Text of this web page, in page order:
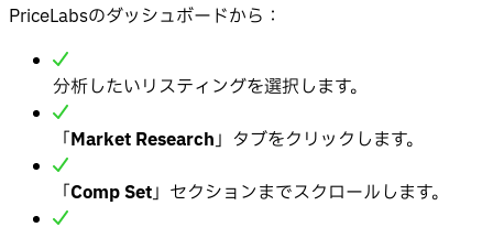
PriceLabsのダッシュボードから：
分析したいリスティングを選択します。
「Market Research」タブをクリックします。
「Comp Set」セクションまでスクロールします。